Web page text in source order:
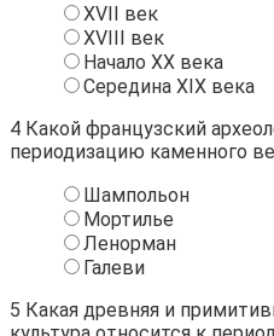
XVII век
XVIII век
Начало XX века
Середина XIX века
4 Какой французский
периодизацию каменного
Шампольон
Мортилье
Ленорман
Галеви
5 Какая древняя и